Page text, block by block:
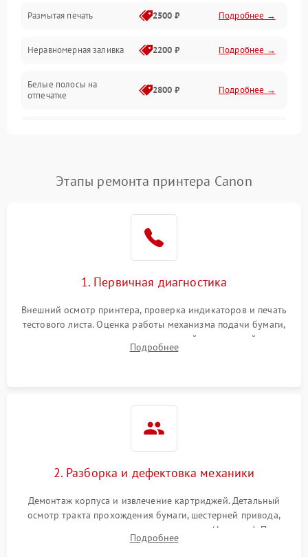
Панель управления и индикация
Режим работы
Питание и запуск
Размытая печать 2500 ₽ Подробнее →
Неравномерная заливка 2200 ₽ Подробнее →
Белые полосы на
отпечатке
2800 ₽ Подробнее →
Этапы ремонта принтера Canon
1. Первичная диагностика
Внешний осмотр принтера, проверка индикаторов и печать
тестового листа. Оценка работы механизма подачи бумаги,
выявление посторонних шумов, замятий и первичный анализ
дефектов печати (полосы, фон, пробелы).
Подробнее
2. Разборка и дефектовка механики
Демонтаж корпуса и извлечение картриджей. Детальный
осмотр тракта прохождения бумаги, шестерней привода,
роликов захвата и узла термозакрепления (фьюзера). Поиск
физического износа и повреждений деталей.
Подробнее